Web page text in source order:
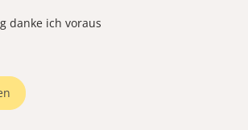
danke ich voraus